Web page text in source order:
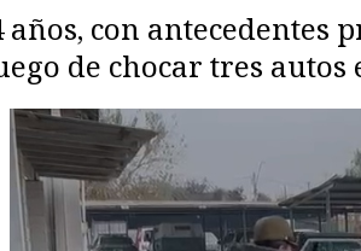
años, con
de chocar tres